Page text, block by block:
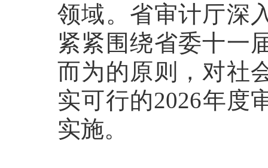
领域。省审计厅深
紧紧围绕省委十一
而为的原则，对社
实可行的2026年度
实施。